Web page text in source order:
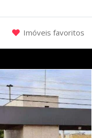
Imóveis favoritos